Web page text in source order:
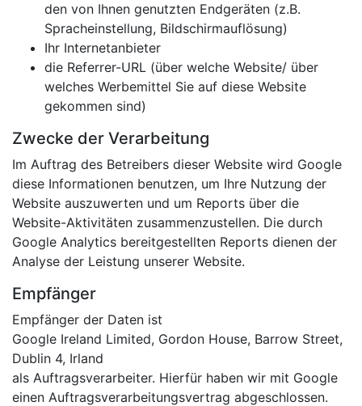
den von Ihnen genutzten Endgeräten (z.B.
Spracheinstellung, Bildschirmauflösung)
Ihr Internetanbieter
die Referrer-URL (über welche Website/ über
welches Werbemittel Sie auf diese Website
gekommen sind)
Zwecke der Verarbeitung
Im Auftrag des Betreibers dieser Website wird Google
diese Informationen benutzen, um Ihre Nutzung der
Website auszuwerten und um Reports über die
Website-Aktivitäten zusammenzustellen. Die durch
Google Analytics bereitgestellten Reports dienen der
Analyse der Leistung unserer Website.
Empfänger
Empfänger der Daten ist
Google Ireland Limited, Gordon House, Barrow Street,
Dublin 4, Irland
als Auftragsverarbeiter. Hierfür haben wir mit Google
einen Auftragsverarbeitungsvertrag abgeschlossen.